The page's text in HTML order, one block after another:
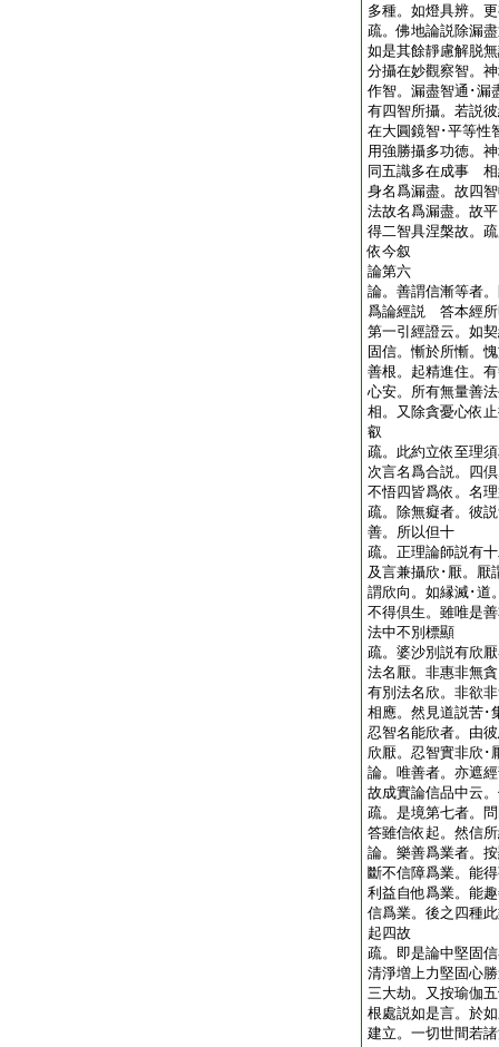
多種。如燈具辨。
疏。佛地論説除漏
如是其餘靜慮解脱
分攝在妙觀察智。
作智。漏盡智通･漏
有四智所攝。若説
在大圓鏡智･平等
用強勝攝多功徳。
同五識多在成事
身名爲漏盡。故四
法故名爲漏盡。故
得二智具涅槃故。
依今叙
論第六
論。善謂信漸等者
爲論經説 答本經所
第一引經證云。如
固信。慚於所慚。
善根。起精進住。
心安。所有無量善
相。又除貪憂心依
叡
疏。此約立依至理
次言名爲合説。四
不悟四皆爲依。名
疏。除無癡者。彼
善。所以但十
疏。正理論師説有
及言兼攝欣･厭。厭
謂欣向。如縁滅･道
不得倶生。雖唯是
法中不別標顯
疏。婆沙別説有欣
法名厭。非惠非無
有別法名欣。非欲
相應。然見道説苦･
忍智名能欣者。由
欣厭。忍智實非欣
論。唯善者。亦遮
故成實論信品中云
疏。是境第七者。
答雖信依起。然信
論。樂善爲業者。
斷不信障爲業。能
利益自他爲業。能
信爲業。後之四種
起四故
疏。即是論中堅固
清淨増上力堅固心
三大劫。又按瑜伽
根處説如是言。於
建立。一切世間若